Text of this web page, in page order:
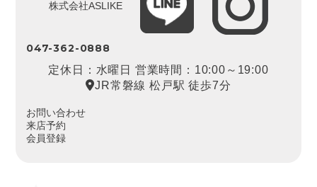
株式会社ASLIKE
047-362-0888
定休日：水曜日 営業時間：10:00～19:00
JR常磐線 松戸駅 徒歩7分
お問い合わせ
来店予約
会員登録